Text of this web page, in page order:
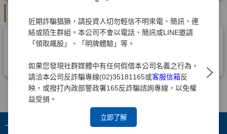
近期詐騙猖獗，請投資人切勿輕信不明來電、簡訊、連
結或陌生群組。本公司不會以電話、簡訊或LINE邀請
「領取飆股」、「明牌體驗」等。
如果您發現社群媒體中有任何假借本公司名義之行為，
請洽本公司反詐騙專線(02)35181165或客服信箱反
映，或撥打內政部警政署165反詐騙諮詢專線，以免權
益受損。
立即了解
+